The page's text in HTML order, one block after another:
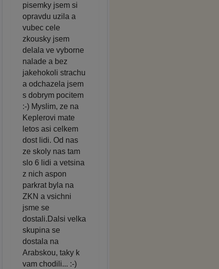
pisemky jsem si
opravdu uzila a
vubec cele
zkousky jsem
delala ve vyborne
nalade a bez
jakehokoli strachu
a odchazela jsem
s dobrym pocitem
:-) Myslim, ze na
Keplerovi mate
letos asi celkem
dost lidi. Od nas
ze skoly nas tam
slo 6 lidi a vetsina
z nich aspon
parkrat byla na
ZKN a vsichni
jsme se
dostali.Dalsi velka
skupina se
dostala na
Arabskou, taky k
vam chodili... :-)